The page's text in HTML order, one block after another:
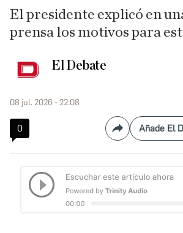
El presidente explicó en
prensa los motivos para
El Debate
08 jul. 2026 - 22:08
0 Compartir
Añade El